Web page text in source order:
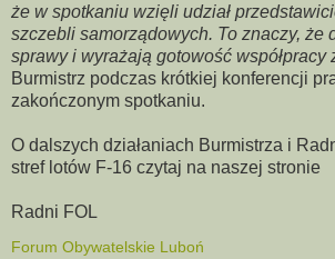
że w spotkaniu wzięli udział
szczebli samorządowych. To znaczy, że
sprawy i wyrażają gotowość współpracy
Burmistrz podczas krótkiej konferencji
zakończonym spotkaniu.
O dalszych działaniach Burmistrza i
stref lotów F-16 czytaj na naszej stronie
Radni FOL
Forum Obywatelskie Luboń